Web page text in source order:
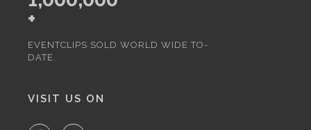
+
EVENTCLIPS SOLD WORLD WIDE TO-
DATE.
VISIT US ON